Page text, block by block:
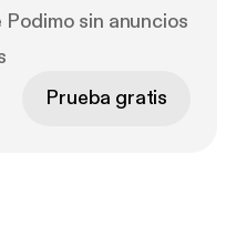
sin anuncios
Prueba gratis